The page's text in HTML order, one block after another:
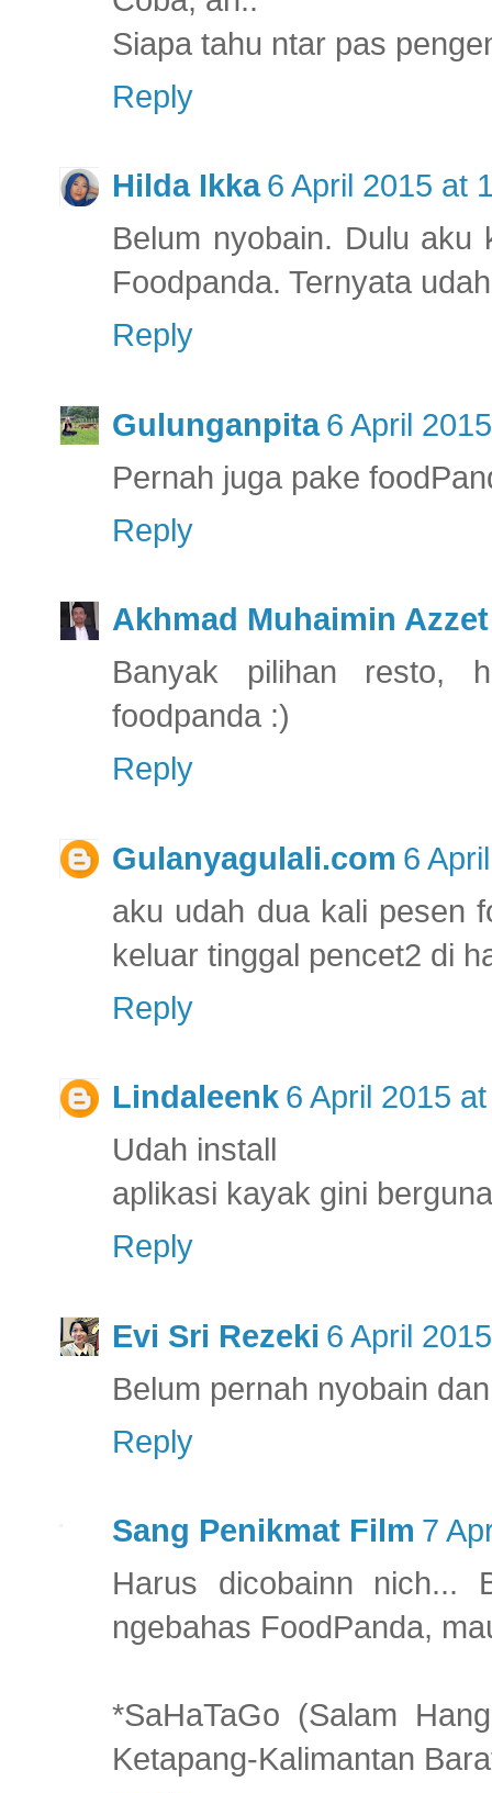
Siapa tahu ntar pas
Reply
Hilda Ikka 6 April 2015 at
Belum nyobain. Dulu aku
Foodpanda. Ternyata
Reply
Gulunganpita 6 April
Pernah juga pake
Reply
Akhmad Muhaimin Azzet
Banyak pilihan resto,
foodpanda :)
Reply
Gulanyagulali.com 6
aku udah dua kali pesen
keluar tinggal pencet2 di
Reply
Lindaleenk 6 April 2015
Udah install
aplikasi kayak gini
Reply
Evi Sri Rezeki 6 April
Belum pernah nyobain
Reply
Sang Penikmat Film 7
Harus dicobainn nich...
ngebahas FoodPanda,
*SaHaTaGo (Salam
Ketapang-Kalimantan